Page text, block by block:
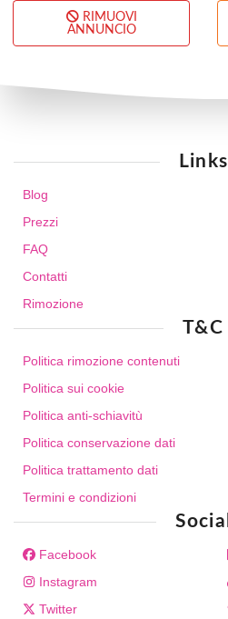
RIMUOVI
ANNUNCIO
Links
Blog
Prezzi
FAQ
Contatti
Rimozione
T&C
Politica rimozione contenuti
Politica sui cookie
Politica anti-schiavitù
Politica conservazione dati
Politica trattamento dati
Termini e condizioni
Social
Facebook
Instagram
Twitter